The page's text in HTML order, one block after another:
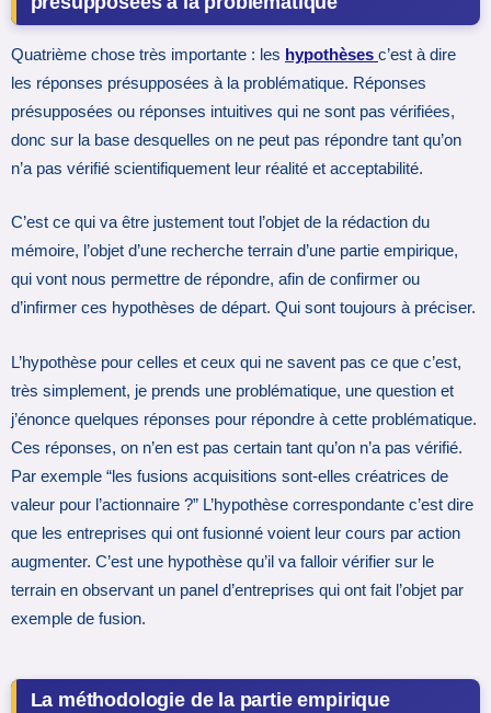
Quatrième chose très importante : les hypothèses c’est à dire
les réponses présupposées à la problématique. Réponses
présupposées ou réponses intuitives qui ne sont pas vérifiées,
donc sur la base desquelles on ne peut pas répondre tant qu’on
n’a pas vérifié scientifiquement leur réalité et acceptabilité.
C’est ce qui va être justement tout l’objet de la rédaction du
mémoire, l’objet d’une recherche terrain d’une partie empirique,
qui vont nous permettre de répondre, afin de confirmer ou
d’infirmer ces hypothèses de départ. Qui sont toujours à préciser.
L’hypothèse pour celles et ceux qui ne savent pas ce que c’est,
très simplement, je prends une problématique, une question et
j’énonce quelques réponses pour répondre à cette problématique.
Ces réponses, on n’en est pas certain tant qu’on n’a pas vérifié.
Par exemple “les fusions acquisitions sont-elles créatrices de
valeur pour l’actionnaire ?” L’hypothèse correspondante c’est dire
que les entreprises qui ont fusionné voient leur cours par action
augmenter. C’est une hypothèse qu’il va falloir vérifier sur le
terrain en observant un panel d’entreprises qui ont fait l’objet par
exemple de fusion.
La méthodologie de la partie empirique